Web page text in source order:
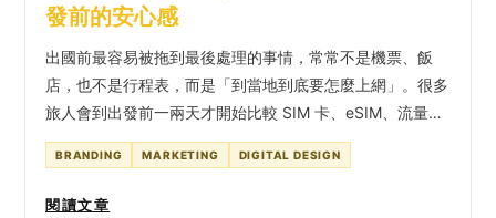
發前的安心感
出國前最容易被拖到最後處理的事情，常常不是機票、飯
店，也不是行程表，而是「到當地到底要怎麼上網」。很多
旅人會到出發前一兩天才開始比較 SIM 卡、eSIM、流量方
案、吃到飽、熱點分享，越查越多，反而越不知道哪一個適
合自己。 對一個剛創立不久的旅遊上網品牌來說，這正是
品牌企劃最需要介入的地方。因為這類品牌表面上賣的是國
BRANDING MARKETING DIGITAL DESIGN
閱讀文章